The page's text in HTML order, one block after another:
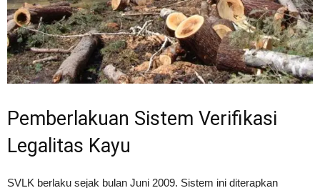
Pemberlakuan Sistem Verifikasi
Legalitas Kayu
SVLK berlaku sejak bulan Juni 2009. Sistem ini diterapkan